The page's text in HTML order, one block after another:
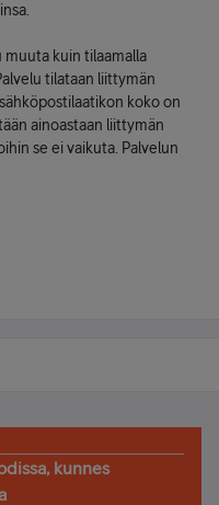
kuin tilaamalla
tilataan liittymän
koko on
ainoastaan liittymän
se ei vaikuta. Palvelun
kunnes